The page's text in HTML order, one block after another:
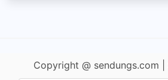
Köttingen
Copyright @ sendungs.com |